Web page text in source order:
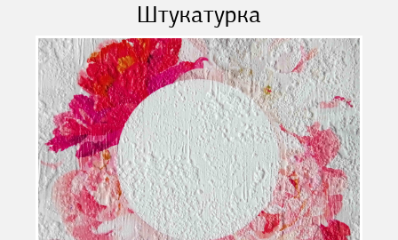
Штукатурка